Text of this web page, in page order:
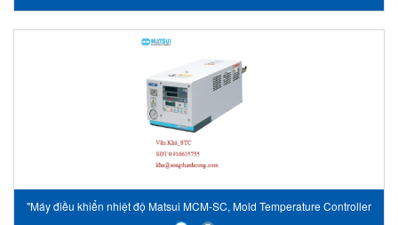
"Máy điều khiển nhiệt độ Matsui MCM-SC, Mold Temperature Controller